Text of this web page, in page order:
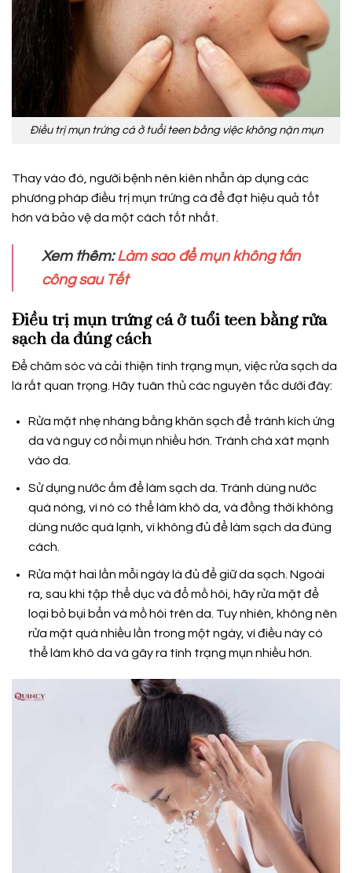
Điều trị mụn trứng cá ở tuổi teen bằng việc không nặn mụn
Thay vào đó, người bệnh nên kiên nhẫn áp dụng các
phương pháp điều trị mụn trứng cá để đạt hiệu quả tốt
hơn và bảo vệ da một cách tốt nhất.
Xem thêm:Làm sao để mụn không tấn
công sau Tết
Điều trị mụn trứng cá ở tuổi teen bằng rửa
sạch da đúng cách
Để chăm sóc và cải thiện tình trạng mụn, việc rửa sạch da
là rất quan trọng. Hãy tuân thủ các nguyên tắc dưới đây:
Rửa mặt nhẹ nhàng bằng khăn sạch để tránh kích ứng
da và nguy cơ nổi mụn nhiều hơn. Tránh chà xát mạnh
vào da.
Sử dụng nước ấm để làm sạch da. Tránh dùng nước
quá nóng, vì nó có thể làm khô da, và đồng thời không
dùng nước quá lạnh, vì không đủ để làm sạch da đúng
cách.
Rửa mặt hai lần mỗi ngày là đủ để giữ da sạch. Ngoài
ra, sau khi tập thể dục và đổ mồ hôi, hãy rửa mặt để
loại bỏ bụi bẩn và mồ hôi trên da. Tuy nhiên, không nên
rửa mặt quá nhiều lần trong một ngày, vì điều này có
thể làm khô da và gây ra tình trạng mụn nhiều hơn.